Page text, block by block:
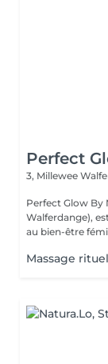
Perfect
3, Millewee
Perfect Glow By
Walferdange),
Massage